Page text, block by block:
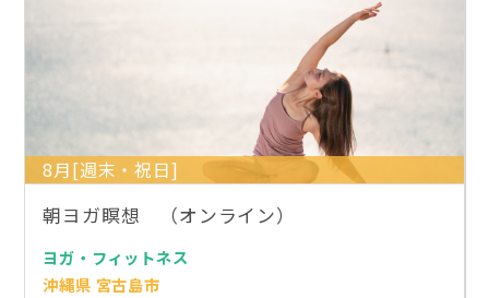
8月[週末・祝日]
朝ヨガ瞑想 （オンライン）
ヨガ・フィットネス
沖縄県 宮古島市